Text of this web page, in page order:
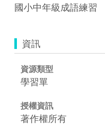
國小中年級成語練習
資訊
資源類型
學習單
授權資訊
著作權所有